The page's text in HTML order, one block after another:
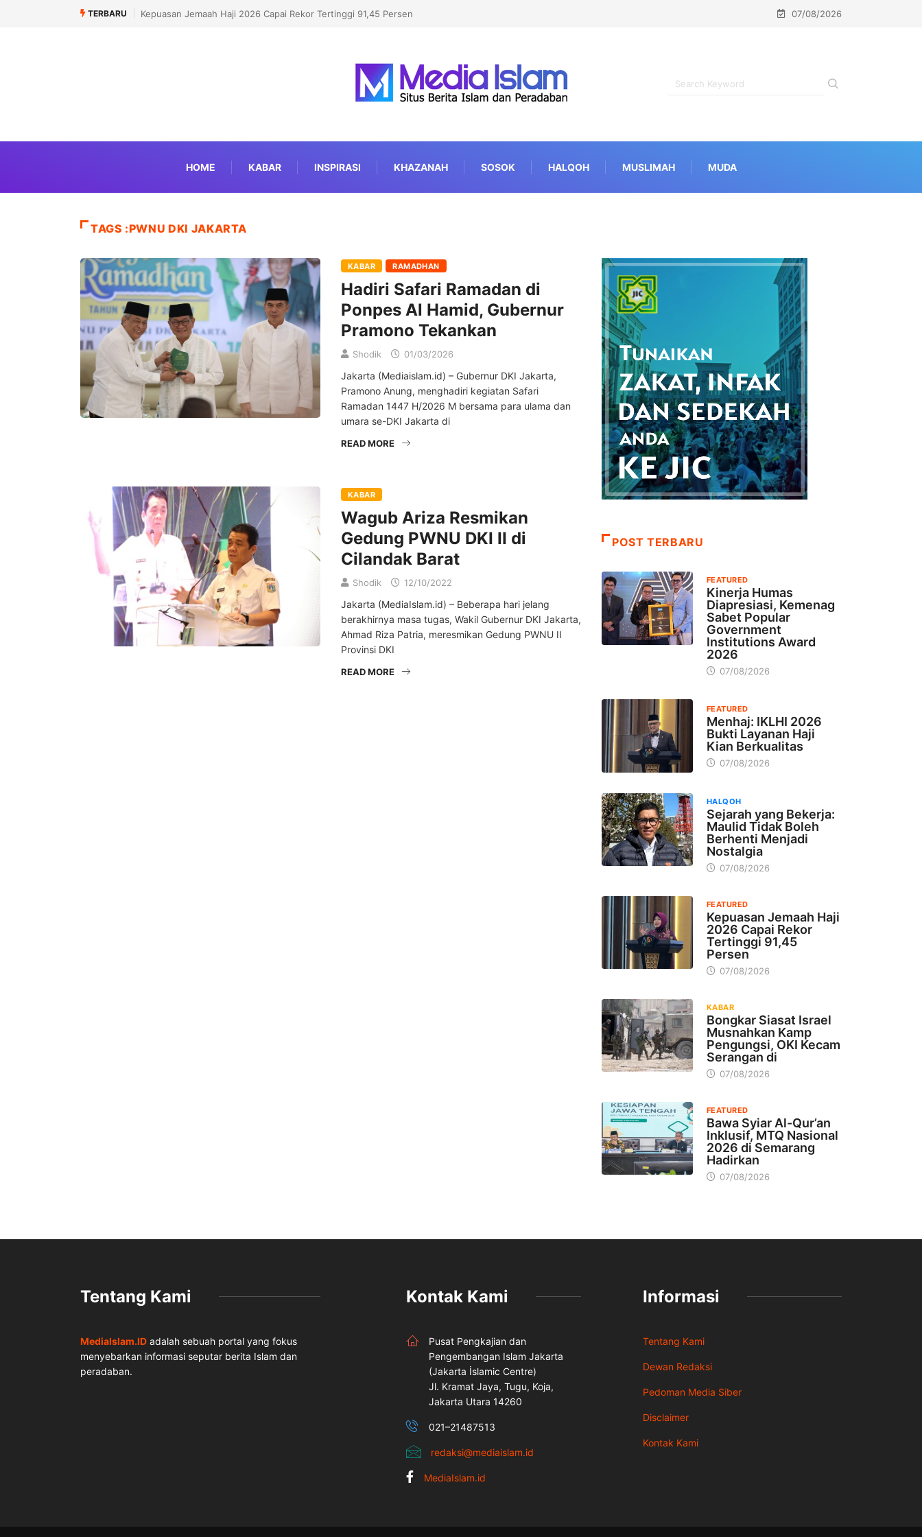
TERBARU Kepuasan Jemaah Haji 2026 Capai Rekor Tertinggi 91,45 Persen 07/08/2026
HOME KABAR INSPIRASI KHAZANAH SOSOK HALQOH MUSLIMAH MUDA
TAGS :PWNU DKI JAKARTA
KABAR RAMADHAN
Hadiri Safari Ramadan di
Ponpes Al Hamid, Gubernur
Pramono Tekankan
Shodik 01/03/2026
Jakarta (Mediaislam.id) – Gubernur DKI Jakarta,
Pramono Anung, menghadiri kegiatan Safari
Ramadan 1447 H/2026 M bersama para ulama dan
umara se-DKI Jakarta di
READ MORE
KABAR
Wagub Ariza Resmikan
Gedung PWNU DKI II di
Cilandak Barat
Shodik 12/10/2022
Jakarta (MediaIslam.id) – Beberapa hari jelang
berakhirnya masa tugas, Wakil Gubernur DKI Jakarta,
Ahmad Riza Patria, meresmikan Gedung PWNU II
Provinsi DKI
READ MORE
POST TERBARU
FEATURED
Kinerja Humas
Diapresiasi, Kemenag
Sabet Popular
Government
Institutions Award
2026
07/08/2026
FEATURED
Menhaj: IKLHI 2026
Bukti Layanan Haji
Kian Berkualitas
07/08/2026
HALQOH
Sejarah yang Bekerja:
Maulid Tidak Boleh
Berhenti Menjadi
Nostalgia
07/08/2026
FEATURED
Kepuasan Jemaah Haji
2026 Capai Rekor
Tertinggi 91,45
Persen
07/08/2026
KABAR
Bongkar Siasat Israel
Musnahkan Kamp
Pengungsi, OKI Kecam
Serangan di
07/08/2026
FEATURED
Bawa Syiar Al-Qur’an
Inklusif, MTQ Nasional
2026 di Semarang
Hadirkan
07/08/2026
Tentang Kami
MediaIslam.ID adalah sebuah portal yang fokus
menyebarkan informasi seputar berita Islam dan
peradaban.
Kontak Kami
Pusat Pengkajian dan
Pengembangan Islam Jakarta
(Jakarta İslamic Centre)
Jl. Kramat Jaya, Tugu, Koja,
Jakarta Utara 14260
021–21487513
redaksi@mediaislam.id
MediaIslam.id
Informasi
Tentang Kami
Dewan Redaksi
Pedoman Media Siber
Disclaimer
Kontak Kami